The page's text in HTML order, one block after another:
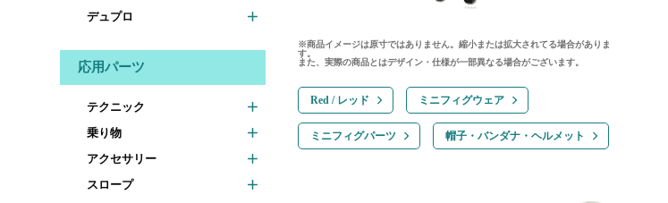
デュプロ
応用パーツ
テクニック
乗り物
アクセサリー
スロープ
※商品イメージは原寸ではありません。縮小または拡大されてる場合がありま
す。
また、実際の商品とはデザイン・仕様が一部異なる場合がございます。
Red / レッド ミニフィグウェア
ミニフィグパーツ 帽子・バンダナ・ヘルメット